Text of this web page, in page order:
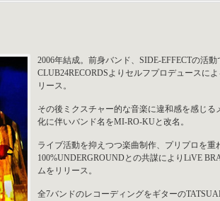
2006年結成。前身バンド、SIDE-EFFECTの活
CLUB24RECORDSよりセルフプロデュースに
リース。
その後ミクスチャー的な音楽に違和感を感じ
化に伴いバンド名をMI-RO-KUと改名。
ライブ活動を抑えつつ楽曲制作、プリプロを重
100%UNDERGROUNDとの共謀によりLiVE
ムをリリース。
全7バンドのレコーディングをギターの